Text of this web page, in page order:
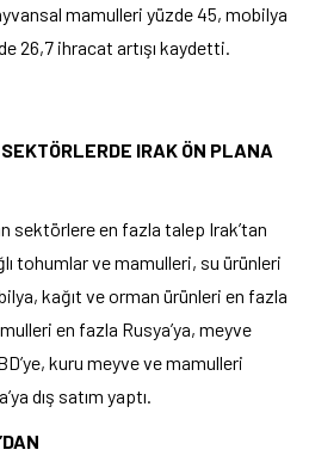
mamulleri yüzde 45, mobilya
26,7 ihracat artışı kaydetti.
IRAK ÖN PLANA
sektörlere en fazla talep Irak’tan
tohumlar ve mamulleri, su ürünleri
kağıt ve orman ürünleri en fazla
en fazla Rusya’ya, meyve
kuru meyve ve mamulleri
dış satım yaptı.